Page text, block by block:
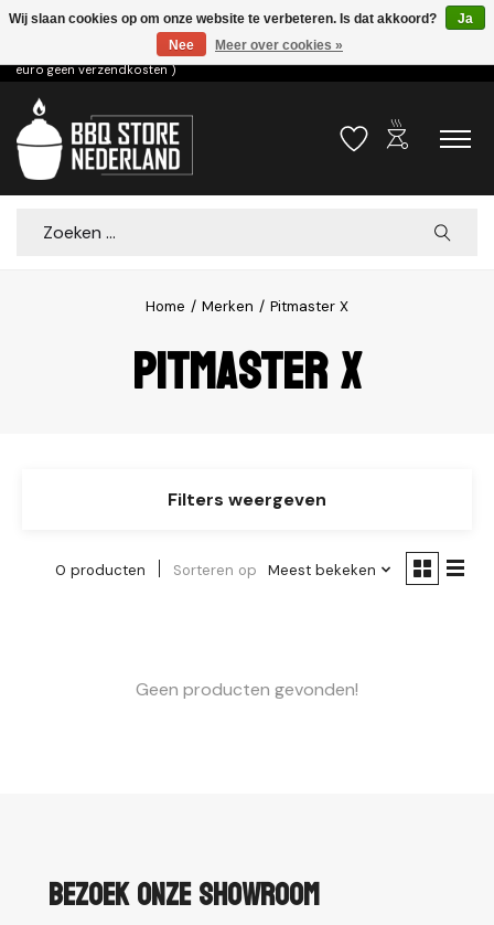
Voor 15.00u besteld dezelfde dag verzonden! ( 6,95 verzendkosten, vanaf 75
euro geen verzendkosten )
Verlanglijst
outdoor_grill
Zoeken
Home / Merken / Pitmaster X
Pitmaster X
Filters weergeven
0 producten Sorteren op Meest bekeken
Geen producten gevonden!
Bezoek onze showroom
Wij slaan cookies op om onze website te verbeteren. Is dat akkoord?
Ja
Nee
Meer over cookies »